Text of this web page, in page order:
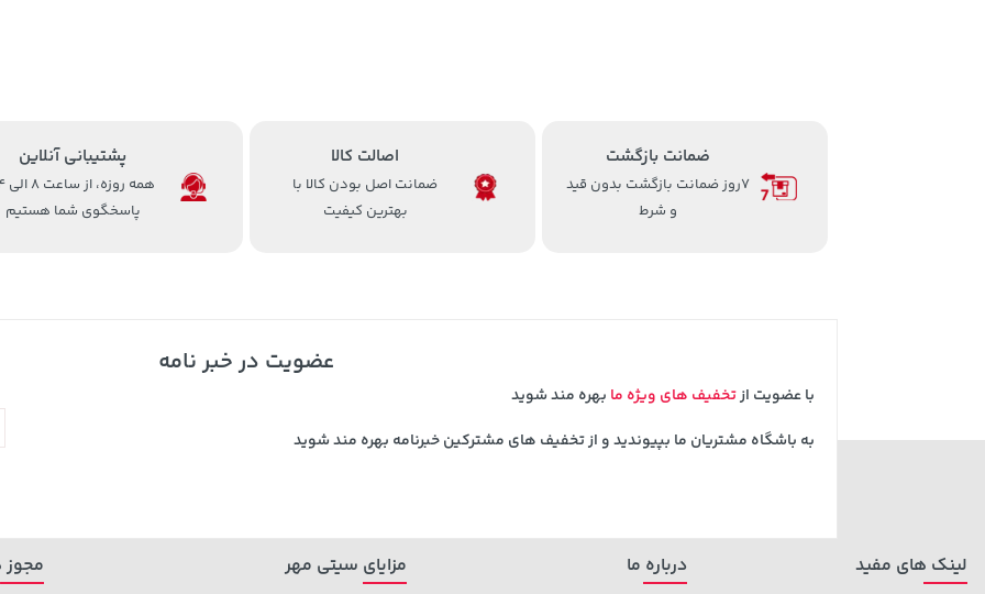
ضمانت بازگشت
7روز ضمانت بازگشت بدون قید
و شرط
اصالت کالا
ضمانت اصل بودن کالا با
بهترین کیفیت
پشتیبانی آنلاین
همه
پاسخگوی شما هستیم
عضویت در خبر نامه
با عضویت ازتخفیف های ویژه ما بهره مند شوید
به باشگاه مشتریان ما بپیوندید و از تخفیف های مشترکین خبرنامه بهره مند شوید
لینک های مفید درباره ما مزایای سیتی مهر مجوز